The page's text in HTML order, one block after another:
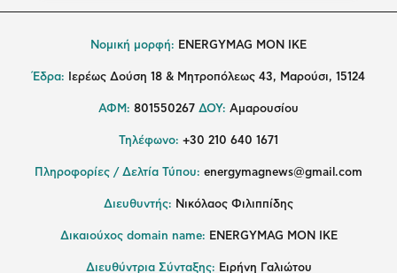
Νομική μορφή: ENERGYMAG MON IKE
Έδρα: Ιερέως Δούση 18 & Μητροπόλεως 43, Μαρούσι, 15124
ΑΦΜ: 801550267 ΔΟΥ: Αμαρουσίου
Τηλέφωνο: +30 210 640 1671
Πληροφορίες / Δελτία Τύπου: energymagnews@gmail.com
Διευθυντής: Νικόλαος Φιλιππίδης
Δικαιούχος domain name: ENERGYMAG ΜΟΝ ΙΚΕ
Διευθύντρια Σύνταξης: Ειρήνη Γαλιώτου